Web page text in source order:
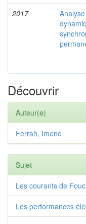
2017
Découvrir
Auteur(e)
Ferrah, Imene
Sujet
Les courants de
Les performances